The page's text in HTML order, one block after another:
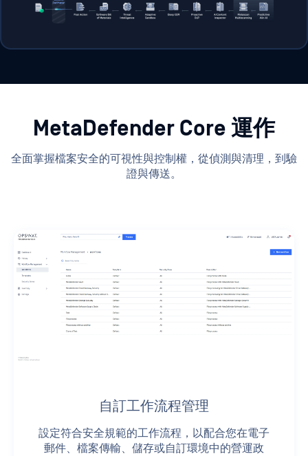
MetaDefender Core 運作
全面掌握檔案安全的可視性與控制權，從偵測與清理，到驗
證與傳送。
自訂工作流程管理
設定符合安全規範的工作流程，以配合您在電子
郵件、檔案傳輸、儲存或自訂環境中的營運政